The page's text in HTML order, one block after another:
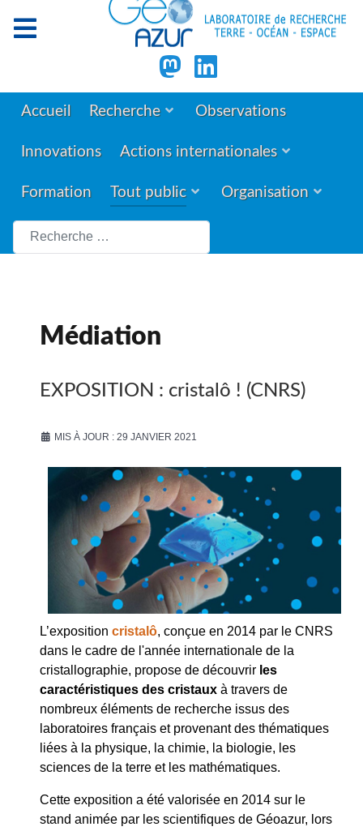
Accueil Recherche Observations
Innovations Actions internationales
Formation Tout public Organisation
Rechercher
Médiation
EXPOSITION : cristalô ! (CNRS)
MIS À JOUR : 29 JANVIER 2021
L’exposition cristalô, conçue en 2014 par le CNRS
dans le cadre de l'année internationale de la
cristallographie, propose de découvrir les
caractéristiques des cristaux à travers de
nombreux éléments de recherche issus des
laboratoires français et provenant des thématiques
liées à la physique, la chimie, la biologie, les
sciences de la terre et les mathématiques.
Cette exposition a été valorisée en 2014 sur le
stand animée par les scientifiques de Géoazur, lors